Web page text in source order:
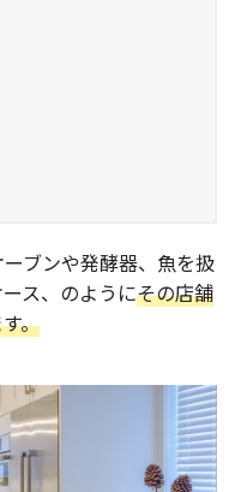
ブンや発酵器、魚を扱
ス、のようにその店舗
。